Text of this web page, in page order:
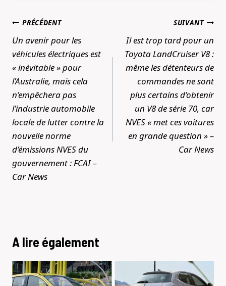
Navigation
de
l’article
PRÉCÉDENT
Un avenir pour les
véhicules électriques est
« inévitable » pour
l’Australie, mais cela
n’empêchera pas
l’industrie automobile
locale de lutter contre la
nouvelle norme
d’émissions NVES du
gouvernement : FCAI –
Car News
SUIVANT
Il est trop tard pour un
Toyota LandCruiser V8 :
même les détenteurs de
commandes ne sont
plus certains d’obtenir
un V8 de série 70, car
NVES « met ces voitures
en grande question » –
Car News
A lire également